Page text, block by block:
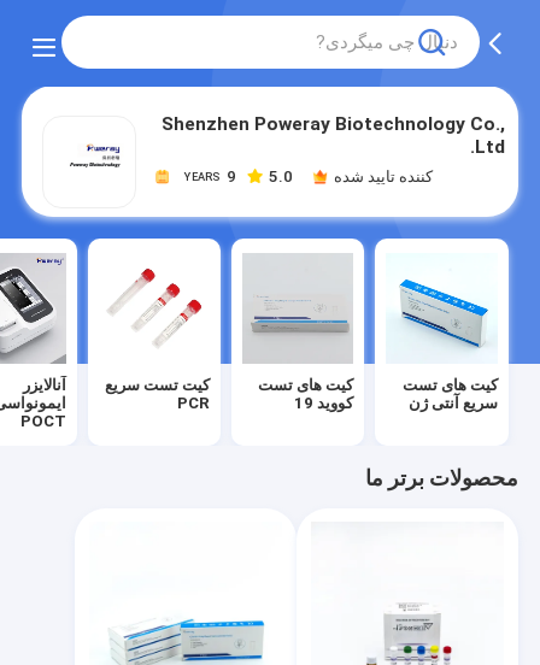
Shenzhen Poweray Biotechnology Co.,
Ltd.
9
YEARS 5.0 کننده تایید شده
کیت های تست
سریع آنتی ژن
کیت های تست
کووید 19
کیت تست سریع
PCR
آنالایزر
POCT
محصولات برتر ما